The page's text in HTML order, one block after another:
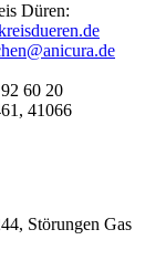
Düren:
60 20
41066
Störungen Gas